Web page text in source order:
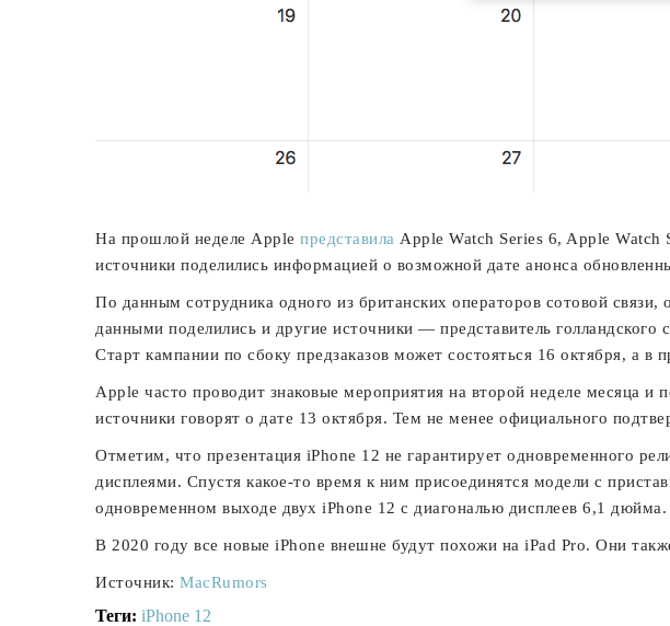
На прошлой неделе Apple представила Apple Watch Series 6, Apple Watch
источники поделились информацией о возможной дате анонса
По данным сотрудника одного из британских операторов сотовой
данными поделились и другие источники — представитель голландского
Старт кампании по сбоку предзаказов может состояться 16 октября, а в
Apple часто проводит знаковые мероприятия на второй неделе месяца
источники говорят о дате 13 октября. Тем не менее официального
Отметим, что презентация iPhone 12 не гарантирует одновременного
дисплеями. Спустя какое-то время к ним присоединятся модели с
одновременном выходе двух iPhone 12 с диагональю дисплеев 6,1
В 2020 году все новые iPhone внешне будут похожи на iPad Pro. Они
Источник: MacRumors
Теги: iPhone 12